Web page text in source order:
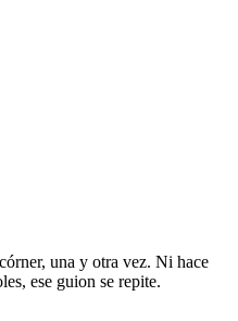
una y otra vez. Ni hace
ese guion se repite.